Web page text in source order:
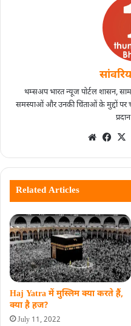
थम्सअप भारत न्यूज पोर्टल शासन,
समस्याओं और उनकी चिंताओं के मुद्दों पर
Related Articles
Haj Yatra में मुस्लिम क्या करते हैं,
क्या है हज?
July 11, 2022